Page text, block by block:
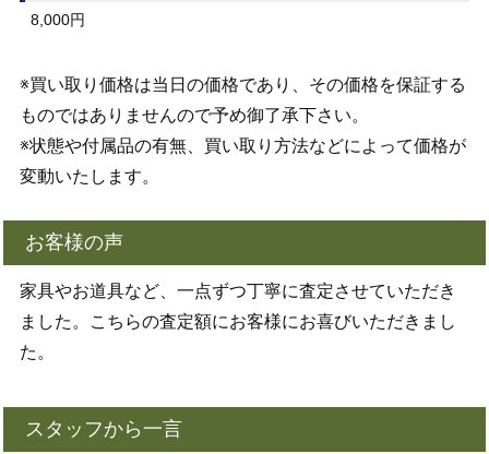
8,000円
※買い取り価格は当日の価格であり、その価格を保証する
ものではありませんので予め御了承下さい。
※状態や付属品の有無、買い取り方法などによって価格が
変動いたします。
お客様の声
家具やお道具など、一点ずつ丁寧に査定させていただき
ました。こちらの査定額にお客様にお喜びいただきまし
た。
スタッフから一言